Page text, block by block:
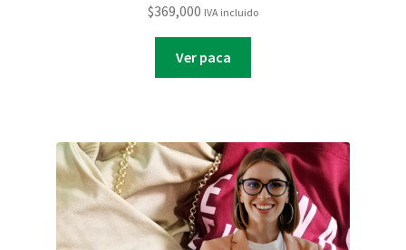
$369,000 IVA incluido
Ver paca